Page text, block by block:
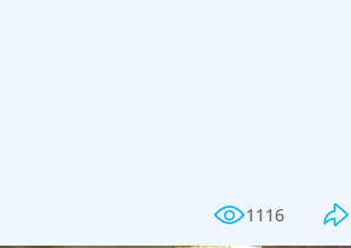
1116